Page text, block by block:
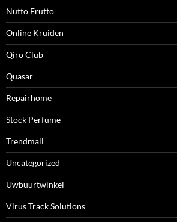
Nutto Frutto
Online Kruiden
Qiro Club
Quasar
Repairhome
Stock Perfume
Trendmall
Uncategorized
Uwbuurtwinkel
Virus Track Solutions